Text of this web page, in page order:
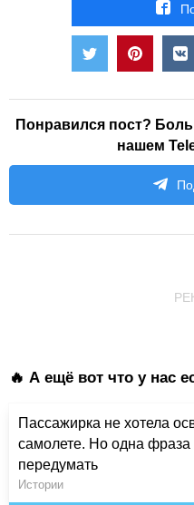
Понравился пост?
нашем
🔥 А ещё вот что у нас
Пассажирка не хотела
самолете. Но одна фраза
передумать
Истории